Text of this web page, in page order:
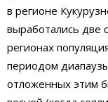
в регионе
выработались две
регионах
периодом
отложенных этим